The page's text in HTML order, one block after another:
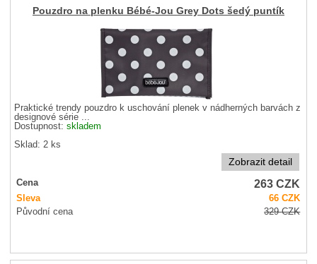
Pouzdro na plenku Bébé-Jou Grey Dots šedý puntík
Praktické trendy pouzdro k uschování plenek v nádherných barvách z
designové série ...
Dostupnost:skladem
Sklad: 2 ks
Zobrazit detail
Cena 263CZK
Sleva 66CZK
Původní cena
329CZK